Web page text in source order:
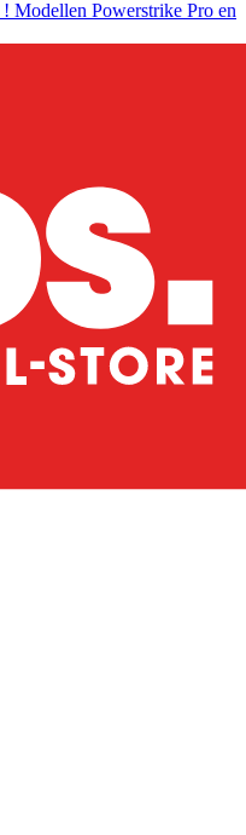
! Modellen Powerstrike Pro en